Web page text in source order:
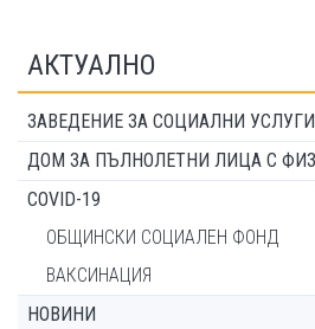
АКТУАЛНО
ЗАВЕДЕНИЕ ЗА СОЦИАЛНИ УСЛУГИ
ДОМ ЗА ПЪЛНОЛЕТНИ ЛИЦА С
COVID-19
ОБЩИНСКИ СОЦИАЛЕН ФОНД
ВАКСИНАЦИЯ
НОВИНИ